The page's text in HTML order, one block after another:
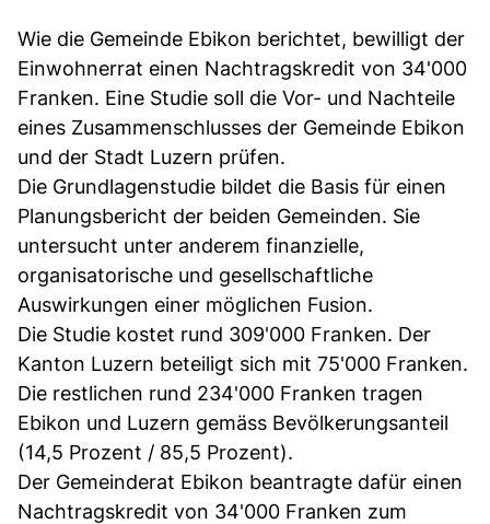
Wie die Gemeinde Ebikon berichtet, bewilligt der
Einwohnerrat einen Nachtragskredit von 34'000
Franken. Eine Studie soll die Vor- und Nachteile
eines Zusammenschlusses der Gemeinde Ebikon
und der Stadt Luzern prüfen.
Die Grundlagenstudie bildet die Basis für einen
Planungsbericht der beiden Gemeinden. Sie
untersucht unter anderem finanzielle,
organisatorische und gesellschaftliche
Auswirkungen einer möglichen Fusion.
Die Studie kostet rund 309'000 Franken. Der
Kanton Luzern beteiligt sich mit 75'000 Franken.
Die restlichen rund 234'000 Franken tragen
Ebikon und Luzern gemäss Bevölkerungsanteil
(14,5 Prozent / 85,5 Prozent).
Der Gemeinderat Ebikon beantragte dafür einen
Nachtragskredit von 34'000 Franken zum